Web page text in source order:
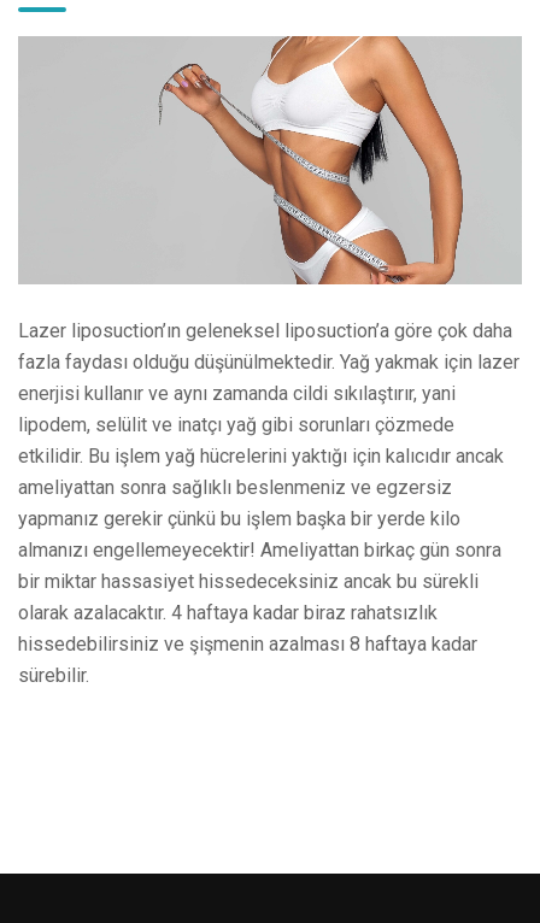
Lazer liposuction’ın geleneksel liposuction’a göre çok daha
fazla faydası olduğu düşünülmektedir. Yağ yakmak için lazer
enerjisi kullanır ve aynı zamanda cildi sıkılaştırır, yani
lipodem, selülit ve inatçı yağ gibi sorunları çözmede
etkilidir. Bu işlem yağ hücrelerini yaktığı için kalıcıdır ancak
ameliyattan sonra sağlıklı beslenmeniz ve egzersiz
yapmanız gerekir çünkü bu işlem başka bir yerde kilo
almanızı engellemeyecektir! Ameliyattan birkaç gün sonra
bir miktar hassasiyet hissedeceksiniz ancak bu sürekli
olarak azalacaktır. 4 haftaya kadar biraz rahatsızlık
hissedebilirsiniz ve şişmenin azalması 8 haftaya kadar
sürebilir.